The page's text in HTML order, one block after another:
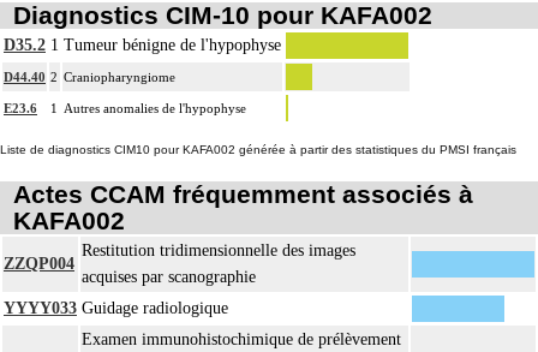
Diagnostics CIM-10 pour KAFA002
D35.2 1 Tumeur bénigne de l'hypophyse
D44.40 2 Craniopharyngiome
E23.6 1 Autres anomalies de l'hypophyse
Liste de diagnostics CIM10 pour KAFA002 générée à partir des statistiques du PMSI français
Actes CCAM fréquemment associés à
KAFA002
ZZQP004
Restitution tridimensionnelle des images
acquises par scanographie
YYYY033 Guidage radiologique
Examen immunohistochimique de prélèvement